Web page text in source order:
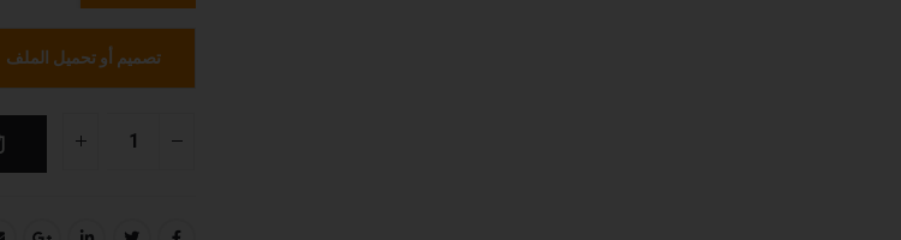
تصميم أو تحميل الملف